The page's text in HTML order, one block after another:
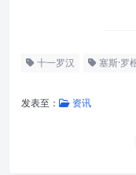
十一罗汉 塞斯·罗
发表至： 资讯